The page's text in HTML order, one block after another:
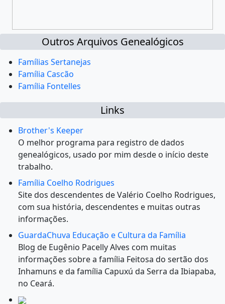
Outros Arquivos Genealógicos
Famílias Sertanejas
Família Cascão
Família Fontelles
Links
Brother's Keeper
O melhor programa para registro de dados
genealógicos, usado por mim desde o início deste
trabalho.
Família Coelho Rodrigues
Site dos descendentes de Valério Coelho Rodrigues,
com sua história, descendentes e muitas outras
informações.
GuardaChuva Educação e Cultura da Família
Blog de Eugênio Pacelly Alves com muitas
informações sobre a família Feitosa do sertão dos
Inhamuns e da família Capuxú da Serra da Ibiapaba,
no Ceará.